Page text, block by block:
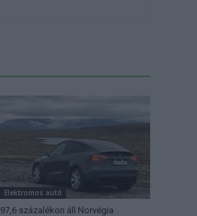
Elektromos autó
97,6 százalékon áll Norvégia